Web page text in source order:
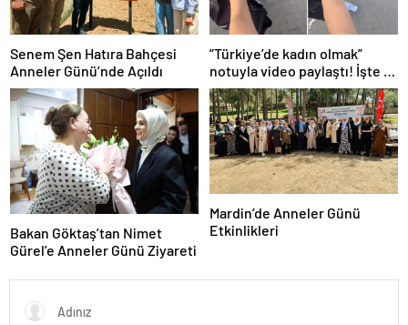
Senem Şen Hatıra Bahçesi
Anneler Günü’nde Açıldı
”Türkiye’de kadın olmak”
notuyla video paylaştı! İşte 14
saniyede yaşananlar
Bakan Göktaş’tan Nimet
Gürel’e Anneler Günü Ziyareti
Mardin’de Anneler Günü
Etkinlikleri